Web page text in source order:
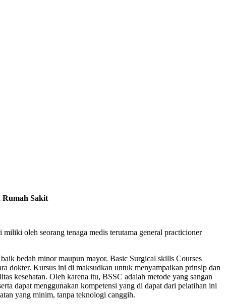
Sakit
oleh seorang tenaga medis terutama general practicioner
bedah minor maupun mayor. Basic Surgical skills Courses
dokter. Kursus ini di maksudkan untuk menyampaikan prinsip dan
kesehatan. Oleh karena itu, BSSC adalah metode yang sangan
dapat menggunakan kompetensi yang di dapat dari pelatihan ini
yang minim, tanpa teknologi canggih.